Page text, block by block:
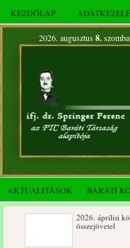
KEZDŐLAP
2026. augusztus 8.
AKTUALITÁSOK BARÁTI
2026. áprilisi közgyűlés és